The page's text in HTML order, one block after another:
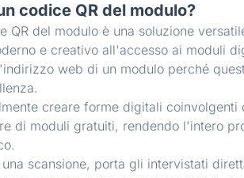
codice QR del modulo?
QR del modulo è una soluzione
e creativo all'accesso ai moduli
web di un modulo perché
creare forme digitali coinvolgenti
di moduli gratuiti, rendendo l'intero
una scansione, porta gli intervistati
di codici QR